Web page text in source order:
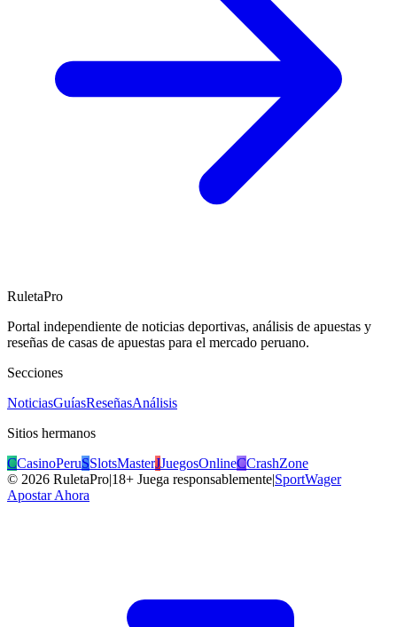
RuletaPro
Portal independiente de noticias deportivas, análisis de apuestas y
reseñas de casas de apuestas para el mercado peruano.
Secciones
NoticiasGuíasReseñasAnálisis
Sitios hermanos
CCasinoPeruSSlotsMasterJJuegosOnlineCCrashZone
© 2026 RuletaPro|18+ Juega responsablemente|SportWager
Apostar Ahora